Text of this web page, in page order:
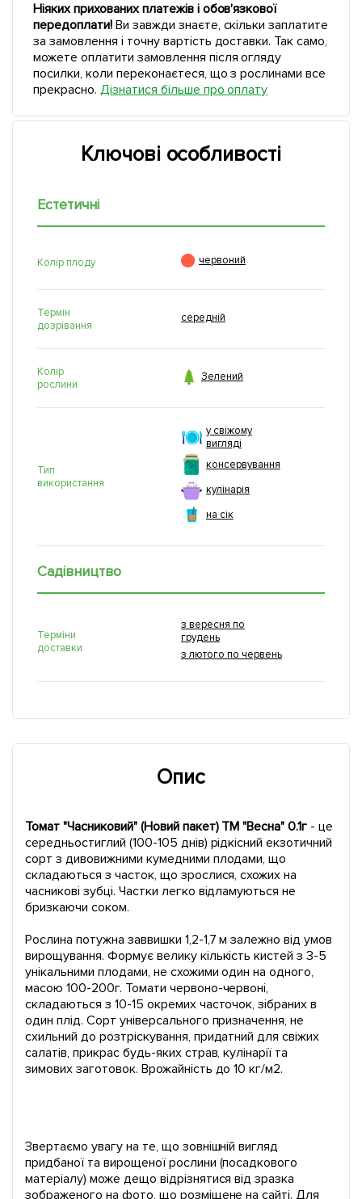
Ніяких прихованих платежів і обов'язкової
передоплати!Ви завжди знаєте, скільки заплатите
за замовлення і точну вартість доставки. Так само,
можете оплатити замовлення після огляду
посилки, коли переконаєтеся, що з рослинами все
прекрасно. Дізнатися більше про оплату
Ключові особливості
Естетичні
Колір плоду  червоний
Термін
дозрівання
середній
Колір
рослини
 Зелений
Тип
використання
у свіжому
вигляді
консервування
кулінарія
на сік
Садівництво
Терміни
доставки
з вересня по
грудень
з лютого по червень
Опис
Томат "Часниковий" (Новий пакет) ТМ "Весна" 0.1г - це
середньостиглий (100-105 днів) рідкісний екзотичний
сорт з дивовижними кумедними плодами, що
складаються з часток, що зрослися, схожих на
часникові зубці. Частки легко відламуються не
бризкаючи соком.
Рослина потужна заввишки 1,2-1,7 м залежно від умов
вирощування. Формує велику кількість кистей з 3-5
унікальними плодами, не схожими один на одного,
масою 100-200г. Томати червоно-червоні,
складаються з 10-15 окремих часточок, зібраних в
один плід. Сорт універсального призначення, не
схильний до розтріскування, придатний для свіжих
салатів, прикрас будь-яких страв, кулінарії та
зимових заготовок. Врожайність до 10 кг/м2.
Звертаємо увагу на те, що зовнішній вигляд
придбаної та вирощеної рослини (посадкового
матеріалу) може дещо відрізнятися від зразка
зображеного на фото, що розміщене на сайті. Для